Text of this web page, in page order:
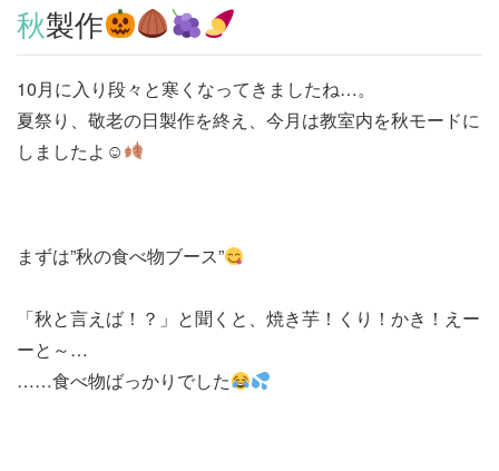
秋製作
10月に入り段々と寒くなってきましたね…。
夏祭り、敬老の日製作を終え、今月は教室内を秋モードに
しましたよ☺
まずは”秋の食べ物ブース”
「秋と言えば！？」と聞くと、焼き芋！くり！かき！えー
ーと～…
……食べ物ばっかりでした